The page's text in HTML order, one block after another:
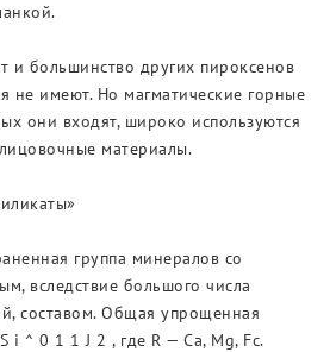
и большинство других пироксенов
не имеют. Но магматические горные
они входят, широко используются
материалы.
группа минералов со
вследствие большого числа
составом. Общая упрощенная
i ^ 0 1 1 J 2 , где R — Са, Mg, Fc.